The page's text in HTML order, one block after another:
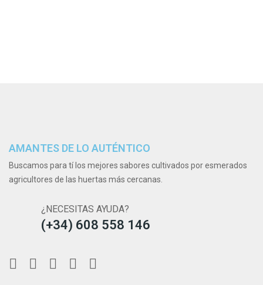
AMANTES DE LO AUTÉNTICO
Buscamos para tí los mejores sabores cultivados por esmerados
agricultores de las huertas más cercanas.
¿NECESITAS AYUDA?
(+34) 608 558 146